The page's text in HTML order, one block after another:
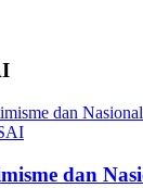
dan